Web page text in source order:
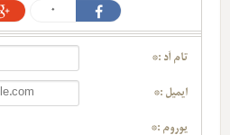
0
تام آد :*
ایمیل :*
یوروم :*